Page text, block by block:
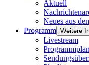
Aktuell
Neues aus
Programm Weitere
Livestream
Programmplan